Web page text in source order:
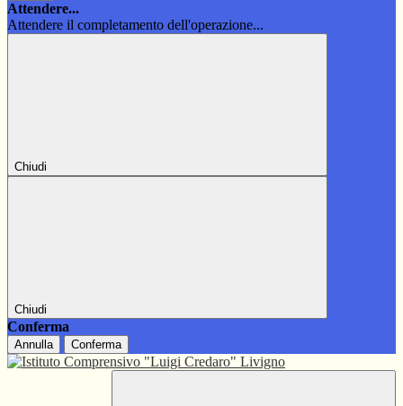
Attendere...
Attendere il completamento dell'operazione...
Chiudi
Chiudi
Conferma
Annulla Conferma